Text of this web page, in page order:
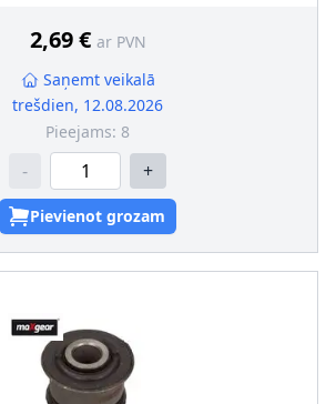
2,69 € ar PVN
Saņemt veikalā
trešdien, 12.08.2026
Pieejams: 8
- +
Pievienot grozam